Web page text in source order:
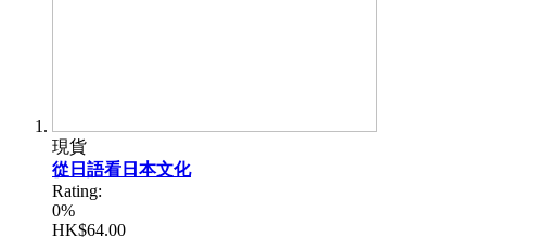
現貨
從日語看日本文化
Rating:
0%
HK$64.00